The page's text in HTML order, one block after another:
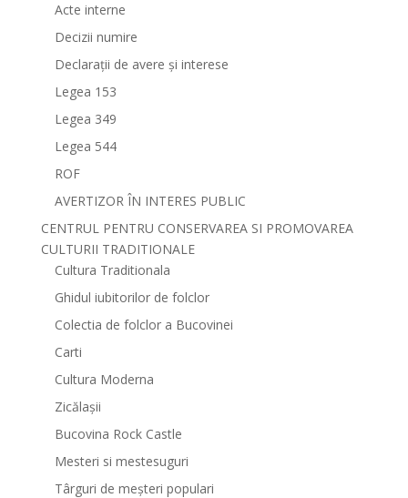
Acte interne
Decizii numire
Declarații de avere și interese
Legea 153
Legea 349
Legea 544
ROF
AVERTIZOR ÎN INTERES PUBLIC
CENTRUL PENTRU CONSERVAREA SI PROMOVAREA
CULTURII TRADITIONALE
Cultura Traditionala
Ghidul iubitorilor de folclor
Colectia de folclor a Bucovinei
Carti
Cultura Moderna
Zicălașii
Bucovina Rock Castle
Mesteri si mestesuguri
Târguri de meșteri populari